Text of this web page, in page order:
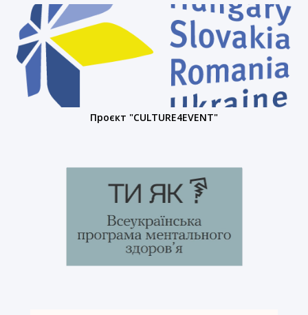
Проєкт "CULTURE4EVENT"